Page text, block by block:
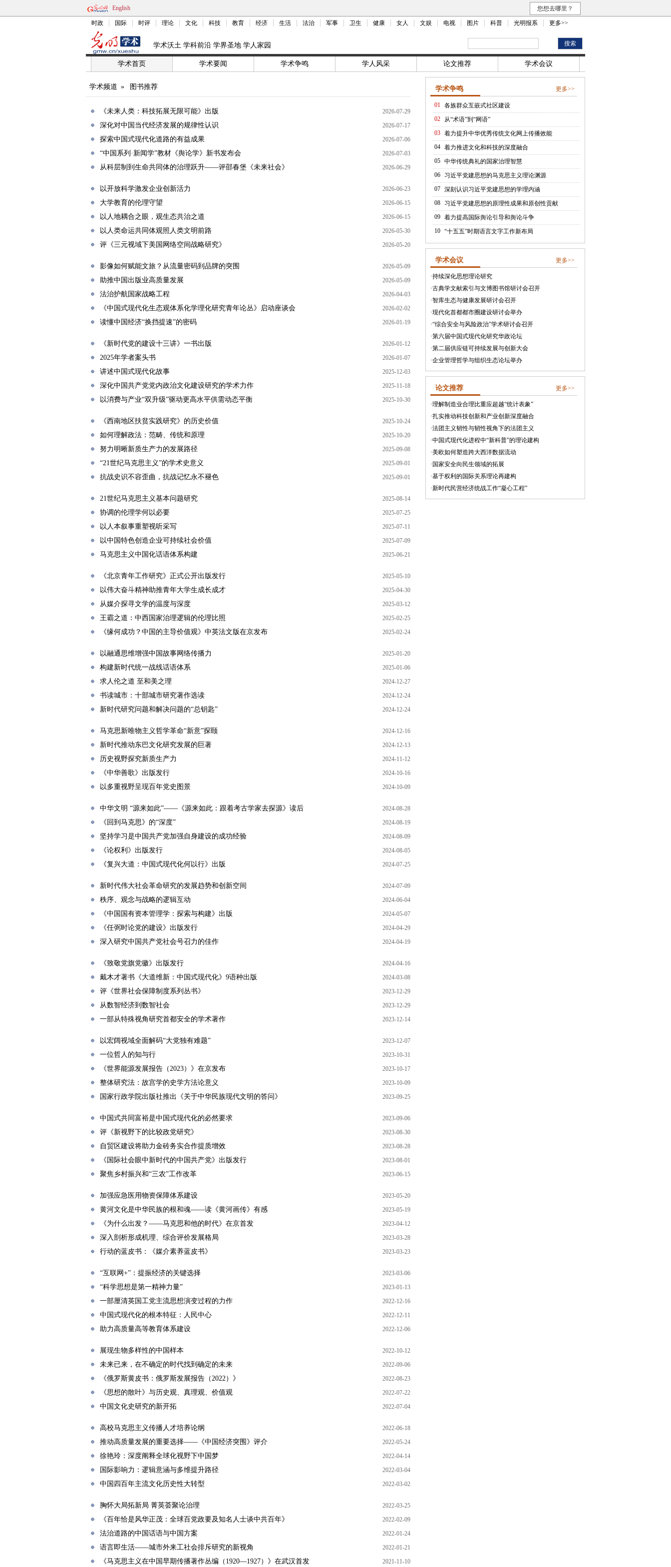
English 您想去哪里？
时政 国际 时评 理论 文化 科技 教育 经济 生活 法治 军事 卫生 健康 女人 文娱 电视 图片 科普 光明报系 更多>>
学术沃土 学科前沿 学界圣地 学人家园
学术首页 学术要闻 学术争鸣 学人风采 论文推荐 学术会议
学术频道 » 图书推荐
《未来人类：科技拓展无限可能》出版 2026-07-29
深化对中国当代经济发展的规律性认识 2026-07-17
探索中国式现代化道路的有益成果 2026-07-06
“中国系列·新闻学”教材《舆论学》新书发布会 2026-07-03
从科层制到生命共同体的治理跃升——评邵春堡《未来社会》 2026-06-29
以开放科学激发企业创新活力 2026-06-23
大学教育的伦理守望 2026-06-15
以人地耦合之眼，观生态共治之道 2026-06-15
以人类命运共同体观照人类文明前路 2026-05-30
评《三元视域下美国网络空间战略研究》 2026-05-20
影像如何赋能文旅？从流量密码到品牌的突围 2026-05-09
助推中国出版业高质量发展 2026-05-09
法治护航国家战略工程 2026-04-03
《中国式现代化生态观体系化学理化研究青年论丛》启动座谈会 2026-02-02
读懂中国经济“换挡提速”的密码 2026-01-19
《新时代党的建设十三讲》一书出版 2026-01-12
2025年学者案头书 2026-01-07
讲述中国式现代化故事 2025-12-03
深化中国共产党党内政治文化建设研究的学术力作 2025-11-18
以消费与产业“双升级”驱动更高水平供需动态平衡 2025-10-30
《西南地区扶贫实践研究》的历史价值 2025-10-24
如何理解政法：范畴、传统和原理 2025-10-20
努力明晰新质生产力的发展路径 2025-09-08
“21世纪马克思主义”的学术史意义 2025-09-01
抗战史识不容歪曲，抗战记忆永不褪色 2025-09-01
21世纪马克思主义基本问题研究 2025-08-14
协调的伦理学何以必要 2025-07-25
以人本叙事重塑视听采写 2025-07-11
以中国特色创造企业可持续社会价值 2025-07-09
马克思主义中国化话语体系构建 2025-06-21
《北京青年工作研究》正式公开出版发行 2025-05-10
以伟大奋斗精神助推青年大学生成长成才 2025-04-30
从媒介探寻文学的温度与深度 2025-03-12
王霸之道：中西国家治理逻辑的伦理比照 2025-02-25
《缘何成功？中国的主导价值观》中英法文版在京发布 2025-02-24
以融通思维增强中国故事网络传播力 2025-01-20
构建新时代统一战线话语体系 2025-01-06
求人伦之道 至和美之理 2024-12-27
书读城市：十部城市研究著作选读 2024-12-24
新时代研究问题和解决问题的“总钥匙” 2024-12-24
马克思新唯物主义哲学革命“新意”探颐 2024-12-16
新时代推动东巴文化研究发展的巨著 2024-12-13
历史视野探究新质生产力 2024-11-12
《中华善歌》出版发行 2024-10-16
以多重视野呈现百年党史图景 2024-10-09
中华文明 “源来如此”——《源来如此：跟着考古学家去探源》读后 2024-08-28
《回到马克思》的“深度” 2024-08-19
坚持学习是中国共产党加强自身建设的成功经验 2024-08-09
《论权利》出版发行 2024-08-05
《复兴大道：中国式现代化何以行》出版 2024-07-25
新时代伟大社会革命研究的发展趋势和创新空间 2024-07-09
秩序、观念与战略的逻辑互动 2024-06-04
《中国国有资本管理学：探索与构建》出版 2024-05-07
《任弼时论党的建设》出版发行 2024-04-29
深入研究中国共产党社会号召力的佳作 2024-04-19
《致敬党旗党徽》出版发行 2024-04-16
戴木才著书《大道维新：中国式现代化》9语种出版 2024-03-08
评《世界社会保障制度系列丛书》 2023-12-29
从数智经济到数智社会 2023-12-29
一部从特殊视角研究首都安全的学术著作 2023-12-14
以宏阔视域全面解码“大党独有难题” 2023-12-07
一位哲人的知与行 2023-10-31
《世界能源发展报告（2023）》在京发布 2023-10-17
整体研究法：故宫学的史学方法论意义 2023-10-09
国家行政学院出版社推出《关于中华民族现代文明的答问》 2023-09-25
中国式共同富裕是中国式现代化的必然要求 2023-09-06
评《新视野下的比较政党研究》 2023-08-30
自贸区建设将助力金砖务实合作提质增效 2023-08-28
《国际社会眼中新时代的中国共产党》出版发行 2023-08-01
聚焦乡村振兴和“三农”工作改革 2023-06-15
加强应急医用物资保障体系建设 2023-05-20
黄河文化是中华民族的根和魂——读《黄河画传》有感 2023-05-19
《为什么出发？——马克思和他的时代》在京首发 2023-04-12
深入剖析形成机理、综合评价发展格局 2023-03-28
行动的蓝皮书：《媒介素养蓝皮书》 2023-03-23
“互联网+”：提振经济的关键选择 2023-03-06
“科学思想是第一精神力量” 2023-01-13
一部厘清英国工党主流思想演变过程的力作 2022-12-16
中国式现代化的根本特征：人民中心 2022-12-11
助力高质量高等教育体系建设 2022-12-06
展现生物多样性的中国样本 2022-10-12
未来已来，在不确定的时代找到确定的未来 2022-09-06
《俄罗斯黄皮书：俄罗斯发展报告（2022）》 2022-08-23
《思想的散叶》与历史观、真理观、价值观 2022-07-22
中国文化史研究的新开拓 2022-07-04
高校马克思主义传播人才培养论纲 2022-06-18
推动高质量发展的重要选择——《中国经济突围》评介 2022-05-24
徐艳玲：深度阐释全球化视野下中国梦 2022-04-14
国际影响力：逻辑意涵与多维提升路径 2022-03-04
中国四百年主流文化历史性大转型 2022-03-02
胸怀大局拓新局 菁英荟聚论治理 2022-03-25
《百年恰是风华正茂：全球百党政要及知名人士谈中共百年》 2022-02-09
法治道路的中国话语与中国方案 2022-01-24
语言即生活——城市外来工社会排斥研究的新视角 2022-01-21
《马克思主义在中国早期传播著作丛编（1920—1927）》在武汉首发 2021-11-10
学术争鸣 更多>>
01 各族群众互嵌式社区建设
02
从“术语”到“网语”
03 着力提升中华优秀传统文化网上传播效能
04 着力推进文化和科技的深度融合
05 中华传统典礼的国家治理智慧
06
习近平党建思想的马克思主义理论渊源
07 深刻认识习近平党建思想的学理内涵
08
习近平党建思想的原理性成果和原创性贡献
09 着力提高国际舆论引导和舆论斗争
10 “十五五”时期语言文字工作新布局
学术会议 更多>>
·持续深化思想理论研究
·古典学文献索引与文博图书馆研讨会召开
·智库生态与健康发展研讨会召开
·现代化首都都市圈建设研讨会举办
·“综合安全与风险政治”学术研讨会召开
·第六届中国式现代化研究华政论坛
·第二届供应链可持续发展与创新大会
·企业管理哲学与组织生态论坛举办
论文推荐 更多>>
·理解制造业合理比重应超越“统计表象”
·扎实推动科技创新和产业创新深度融合
·法团主义韧性与韧性视角下的法团主义
·中国式现代化进程中“新科普”的理论建构
·美欧如何塑造跨大西洋数据流动
· 国家安全向民生领域的拓展
·基于权利的国际关系理论再建构
·新时代民营经济统战工作“凝心工程”